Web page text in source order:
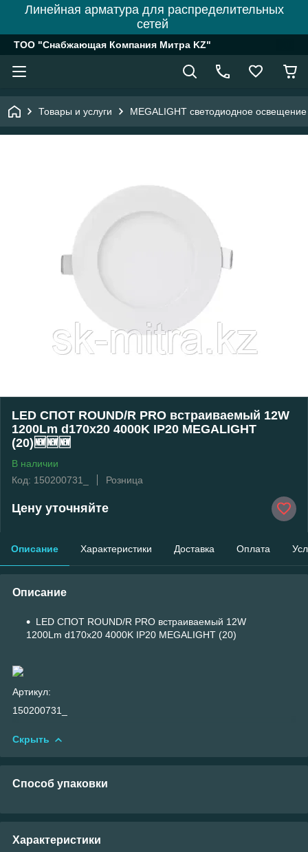
Линейная арматура для распределительных
сетей
ТОО "Снабжающая Компания Митра KZ"
Товары и услуги MEGALIGHT светодиодное освещение
LED СПОТ ROUND/R PRO встраиваемый 12W
1200Lm d170x20 4000K IP20 MEGALIGHT
(20)🆕🆕🆕
В наличии
Код: 150200731_
Розница
Цену уточняйте
Описание Характеристики Доставка Оплата
Описание
LED СПОТ ROUND/R PRO встраиваемый 12W
1200Lm d170x20 4000K IP20 MEGALIGHT (20)
Артикул:
150200731_
Скрыть
Способ упаковки
Характеристики